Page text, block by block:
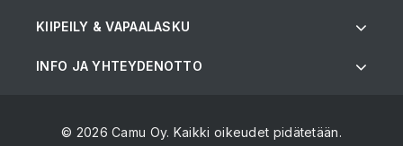
KIIPEILY & VAPAALASKU
INFO JA YHTEYDENOTTO
© 2026 Camu Oy. Kaikki oikeudet pidätetään.